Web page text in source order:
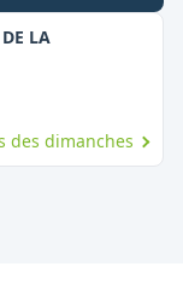
LA
des dimanches